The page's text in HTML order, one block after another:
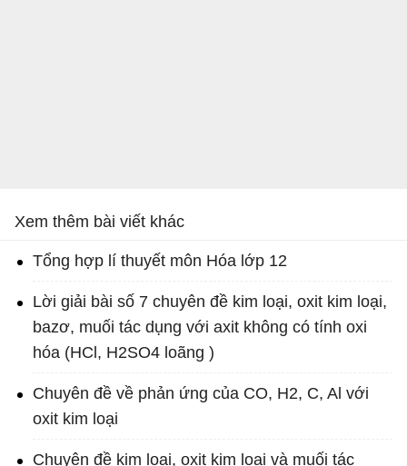
Xem thêm bài viết khác
Tổng hợp lí thuyết môn Hóa lớp 12
Lời giải bài số 7 chuyên đề kim loại, oxit kim loại,
bazơ, muối tác dụng với axit không có tính oxi
hóa (HCl, H2SO4 loãng )
Chuyên đề về phản ứng của CO, H2, C, Al với
oxit kim loại
Chuyên đề kim loại, oxit kim loại và muối tác